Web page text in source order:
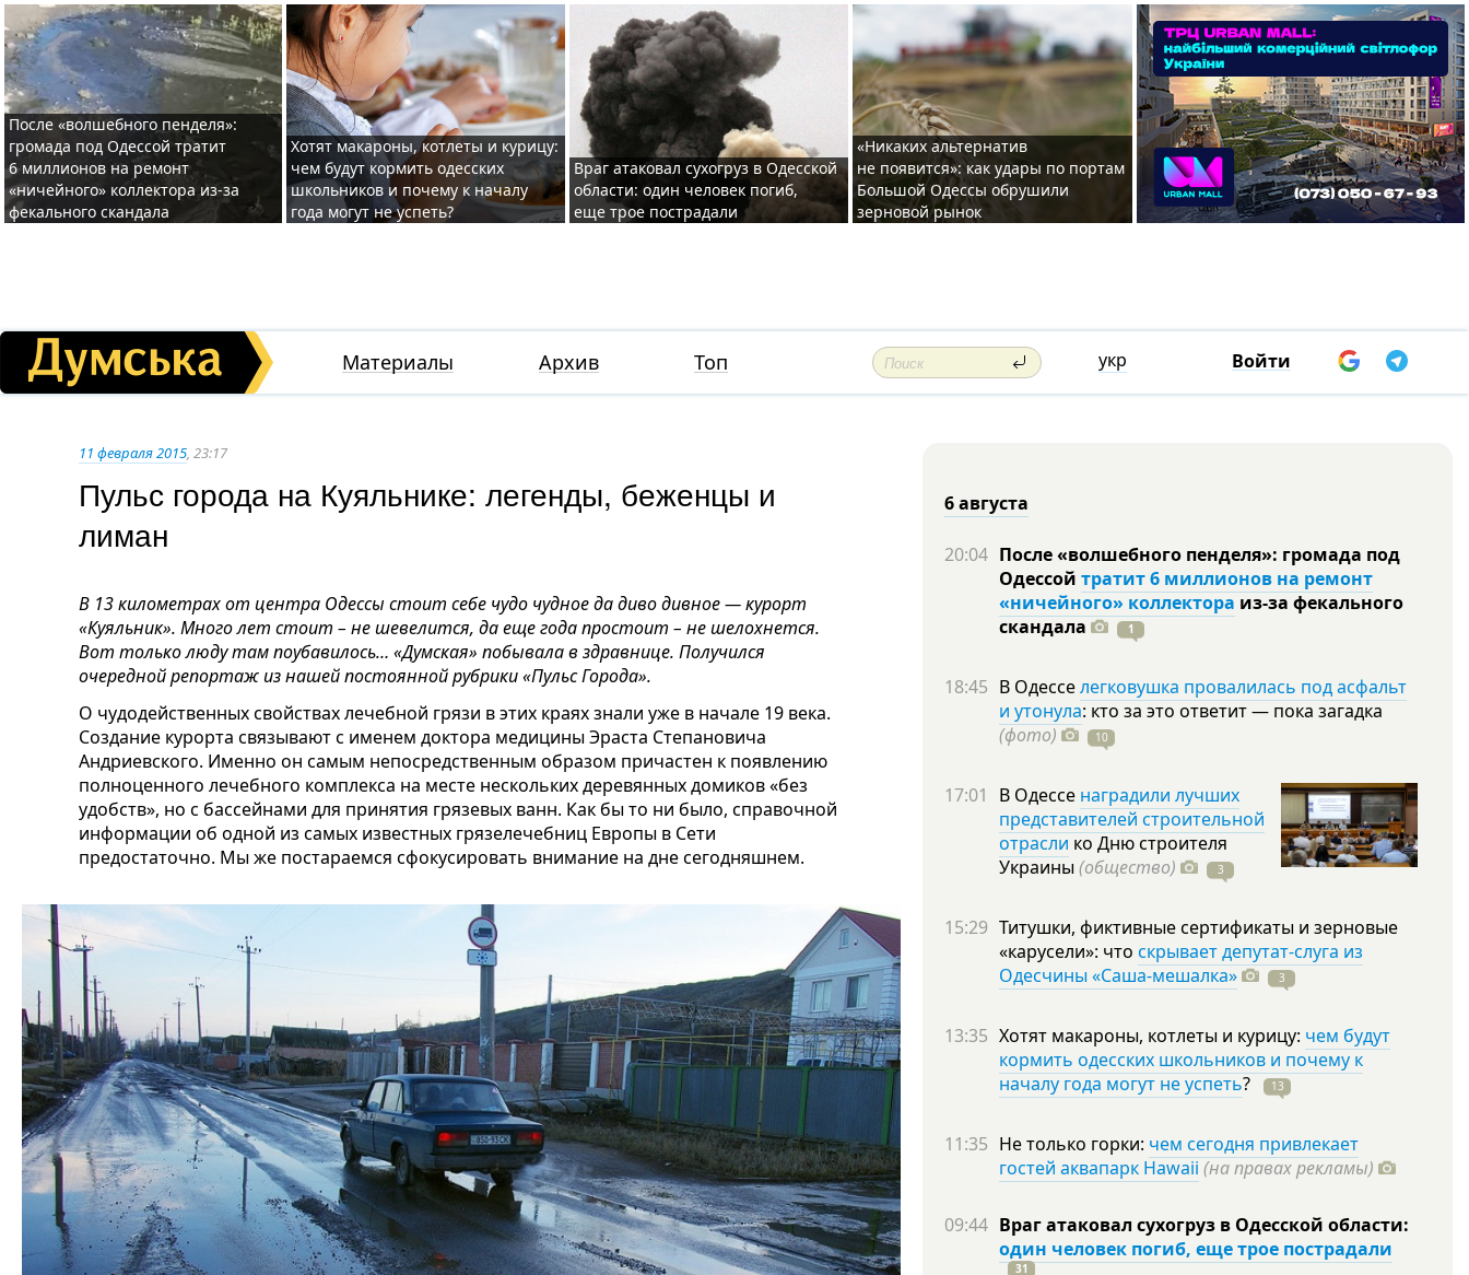
После «волшебного пенделя»:
громада под Одессой тратит
6 миллионов на ремонт
«ничейного» коллектора из-за
фекального скандала
Хотят макароны, котлеты и курицу:
чем будут кормить одесских
школьников и почему к началу
года могут не успеть?
Враг атаковал сухогруз в Одесской
области: один человек погиб,
еще трое пострадали
«Никаких альтернатив
не появится»: как удары по портам
Большой Одессы обрушили
зерновой рынок
Материалы Архив Топ укр Войти
11 февраля 2015, 23:17
Пульс города на Куяльнике: легенды, беженцы и
лиман
В 13 километрах от центра Одессы стоит себе чудо чудное да диво дивное — курорт
«Куяльник». Много лет стоит – не шевелится, да еще года простоит – не шелохнется.
Вот только люду там поубавилось… «Думская» побывала в здравнице. Получился
очередной репортаж из нашей постоянной рубрики «Пульс Города».
О чудодейственных свойствах лечебной грязи в этих краях знали уже в начале 19 века.
Создание курорта связывают с именем доктора медицины Эраста Степановича
Андриевского. Именно он самым непосредственным образом причастен к появлению
полноценного лечебного комплекса на месте нескольких деревянных домиков «без
удобств», но с бассейнами для принятия грязевых ванн. Как бы то ни было, справочной
информации об одной из самых известных грязелечебниц Европы в Сети
предостаточно. Мы же постараемся сфокусировать внимание на дне сегодняшнем.
6 августа
20:04 После «волшебного пенделя»: громада под
Одессой тратит 6 миллионов на ремонт
«ничейного» коллектора из-за фекального
скандала
1
18:45 В Одесселегковушка провалилась под асфальт
и утонула: кто за это ответит — пока загадка
(фото)
10
17:01 В Одессе наградили лучших
представителей строительной
отрасли ко Дню строителя
Украины (общество) 3
15:29 Титушки, фиктивные сертификаты и зерновые
«карусели»: что скрывает депутат-слуга из
Одесчины «Саша-мешалка»
3
13:35 Хотят макароны, котлеты и курицу: чем будут
кормить одесских школьников и почему к
началу года могут не успеть? 13
11:35 Не только горки: чем сегодня привлекает
гостей аквапарк Hawaii (на правах рекламы)
09:44 Враг атаковал сухогруз в Одесской области:
один человек погиб, еще трое пострадали
31